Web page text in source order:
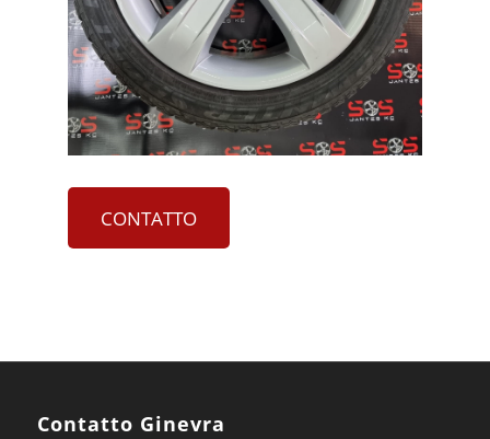
CONTATTO
Contatto Ginevra